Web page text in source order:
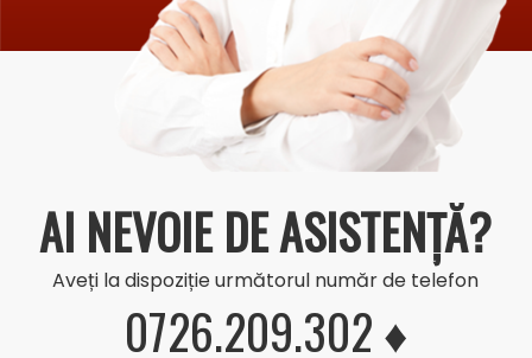
AI NEVOIE DE ASISTENȚĂ?
Aveți la dispoziție următorul număr de telefon
0726.209.302 ♦